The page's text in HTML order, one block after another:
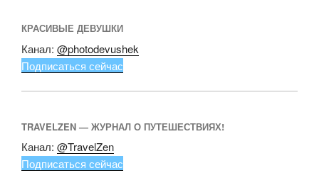
КРАСИВЫЕ ДЕВУШКИ
Канал: @photodevushek
Подписаться сейчас
TRAVELZEN — ЖУРНАЛ О ПУТЕШЕСТВИЯХ!
Канал: @TravelZen
Подписаться сейчас